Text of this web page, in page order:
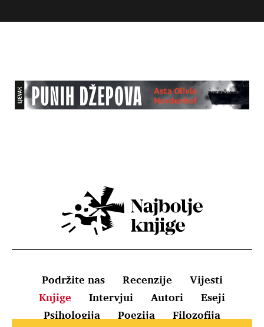
Podržite nas Recenzije
Vijesti
Knjige
Intervjui Autori
Eseji
Psihologija
Poezija Filozofija